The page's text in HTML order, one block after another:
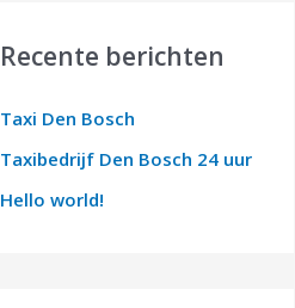
n
a
r
Recente berichten
Taxi Den Bosch
Taxibedrijf Den Bosch 24 uur
Hello world!